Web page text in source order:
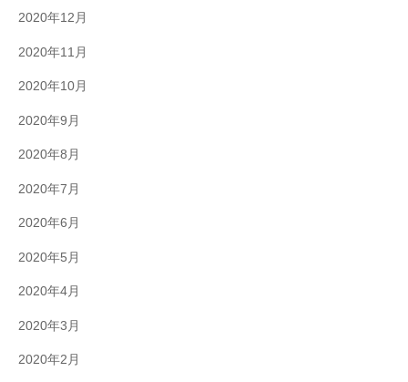
2020年12月
2020年11月
2020年10月
2020年9月
2020年8月
2020年7月
2020年6月
2020年5月
2020年4月
2020年3月
2020年2月